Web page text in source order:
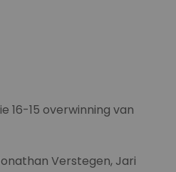
16-15 overwinning van
Verstegen, Jari